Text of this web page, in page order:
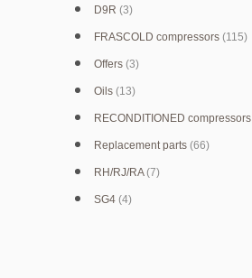
D9R (3)
FRASCOLD compressors (115)
Offers (3)
Oils (13)
RECONDITIONED compressors
Replacement parts (66)
RH/RJ/RA (7)
SG4 (4)